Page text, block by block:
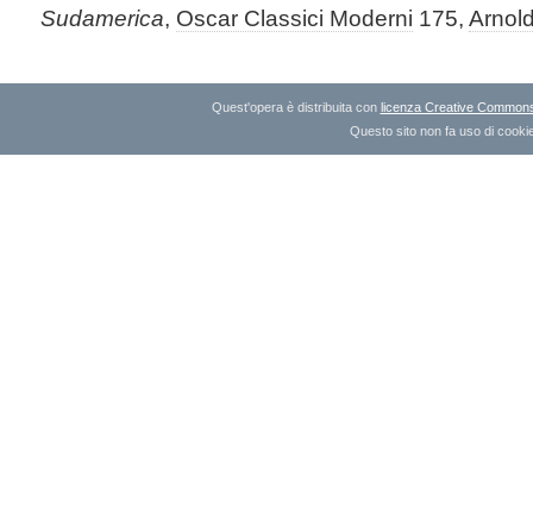
Sudamerica, Oscar Classici Moderni 175,
Quest'opera è distribuita con licenza Creative
Questo sito non fa uso di